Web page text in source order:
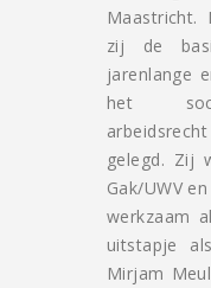
Maastricht.
zij de
jarenlange
het
gelegd. Zij
Gak/UWV
werkzaam
uitstapje
Mirjam